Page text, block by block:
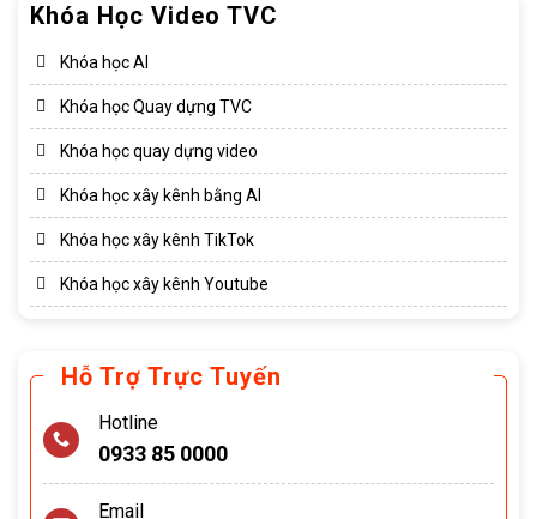
Khóa Học Video TVC
Khóa học AI
Khóa học Quay dựng TVC
Khóa học quay dựng video
Khóa học xây kênh bằng AI
Khóa học xây kênh TikTok
Khóa học xây kênh Youtube
Hỗ Trợ Trực Tuyến
Hotline
0933 85 0000
Email